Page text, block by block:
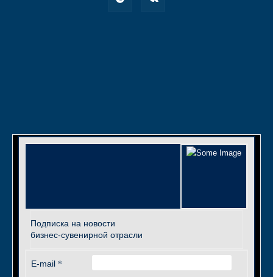
Подписка на новости
бизнес-сувенирной отрасли
E-mail *